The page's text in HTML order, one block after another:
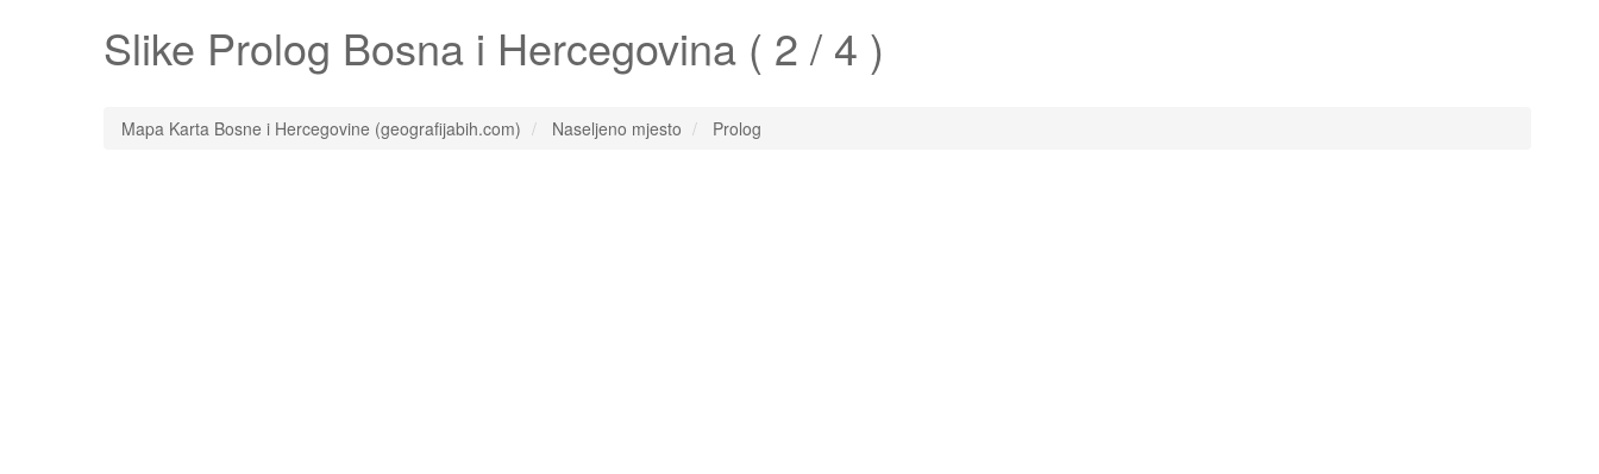
Slike Prolog Bosna i Hercegovina ( 2 / 4 )
Mapa Karta Bosne i Hercegovine (geografijabih.com) Naseljeno mjesto Prolog